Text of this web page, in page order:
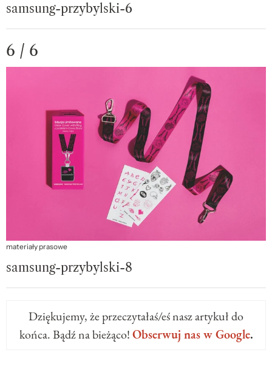
samsung-przybylski-6
6 / 6
materiały prasowe
samsung-przybylski-8
Dziękujemy, że przeczytałaś/eś nasz artykuł do
końca. Bądź na bieżąco!Obserwuj nas w Google.